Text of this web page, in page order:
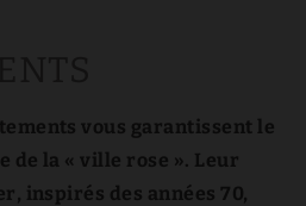
vous garantissent le
de la « ville rose ». Leur
inspirés des années 70,